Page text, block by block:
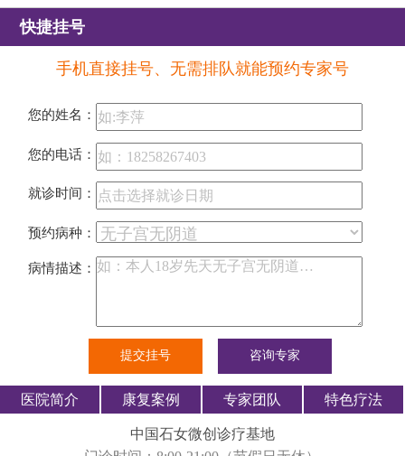
快捷挂号
手机直接挂号、无需排队就能预约专家号
您的姓名：
您的电话：
就诊时间：
预约病种：
病情描述：
医院简介 康复案例 专家团队 特色疗法
中国石女微创诊疗基地